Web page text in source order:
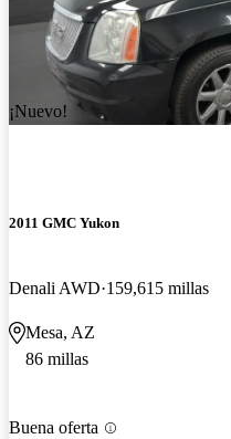
¡Nuevo!
2011 GMC Yukon
Denali AWD 159,615 millas
Mesa, AZ
86 millas
Buena oferta